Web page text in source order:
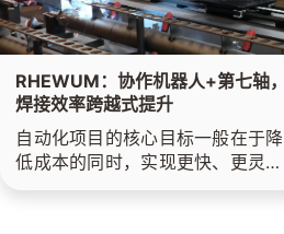
行业领域：
食品/自动售货机
客户的成功：
经济实惠的机器人系统，可实现自
动化零售
RHEWUM：协作机器人+第七轴，
焊接效率跨越式提升
自动化项目的核心目标一般在于降
低成本的同时，实现更快、更灵活